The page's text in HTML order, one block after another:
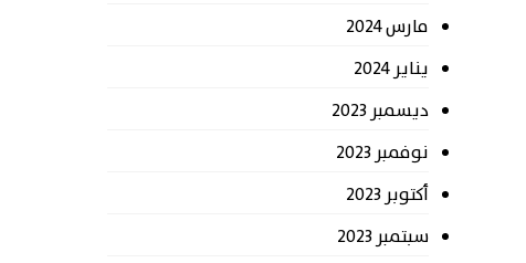
مارس 2024
يناير 2024
ديسمبر 2023
نوفمبر 2023
أكتوبر 2023
سبتمبر 2023